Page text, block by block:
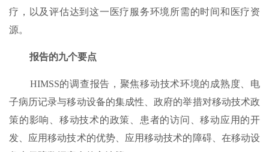
疗，以及评估达到这一医疗服务环境所需的时间和医疗资
源。
报告的九个要点
HIMSS的调查报告，聚焦移动技术环境的成熟度、电
子病历记录与移动设备的集成性、政府的举措对移动技术政
策的影响、移动技术的政策、患者的访问、移动应用的开
发、应用移动技术的优势、应用移动技术的障碍、在移动设